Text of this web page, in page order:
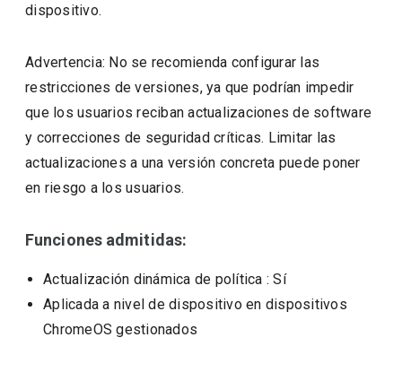
dispositivo.
Advertencia: No se recomienda configurar las
restricciones de versiones, ya que podrían impedir
que los usuarios reciban actualizaciones de software
y correcciones de seguridad críticas. Limitar las
actualizaciones a una versión concreta puede poner
en riesgo a los usuarios.
Funciones admitidas:
Actualización dinámica de política : Sí
Aplicada a nivel de dispositivo en dispositivos
ChromeOS gestionados